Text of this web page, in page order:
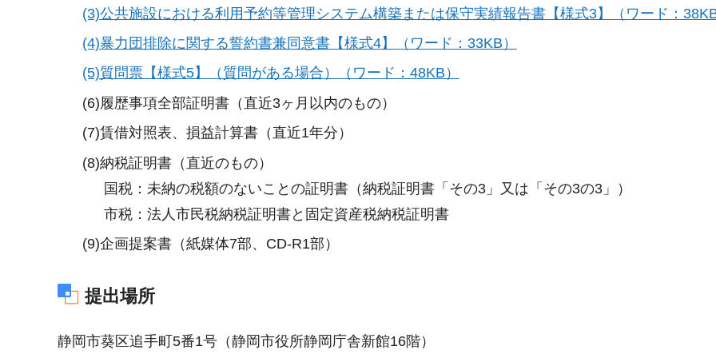
(3)公共施設における利用予約等管理システム構築または保守実績報告書【様式3】（ワード：
(4)暴力団排除に関する誓約書兼同意書【様式4】（ワード：33KB）
(5)質問票【様式5】（質問がある場合）（ワード：48KB）
(6)履歴事項全部証明書（直近3ヶ月以内のもの）
(7)賃借対照表、損益計算書（直近1年分）
(8)納税証明書（直近のもの）
国税：未納の税額のないことの証明書（納税証明書「その3」又は「その3の3」）
市税：法人市民税納税証明書と固定資産税納税証明書
(9)企画提案書（紙媒体7部、CD-R1部）
提出場所
静岡市葵区追手町5番1号（静岡市役所静岡庁舎新館16階）